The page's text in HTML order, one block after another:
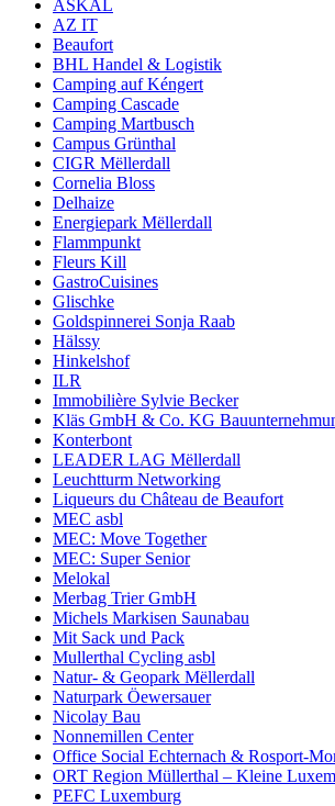
ASKAL
AZ IT
Beaufort
BHL Handel & Logistik
Camping auf Kéngert
Camping Cascade
Camping Martbusch
Campus Grünthal
CIGR Mëllerdall
Cornelia Bloss
Delhaize
Energiepark Mëllerdall
Flammpunkt
Fleurs Kill
GastroCuisines
Glischke
Goldspinnerei Sonja Raab
Hälssy
Hinkelshof
ILR
Immobilière Sylvie Becker
Kläs GmbH & Co. KG
Konterbont
LEADER LAG Mëllerdall
Leuchtturm Networking
Liqueurs du Château de Beaufort
MEC asbl
MEC: Move Together
MEC: Super Senior
Melokal
Merbag Trier GmbH
Michels Markisen Saunabau
Mit Sack und Pack
Mullerthal Cycling asbl
Natur- & Geopark Mëllerdall
Naturpark Öewersauer
Nicolay Bau
Nonnemillen Center
Office Social Echternach & Rosport-
ORT Region Müllerthal – Kleine
PEFC Luxemburg